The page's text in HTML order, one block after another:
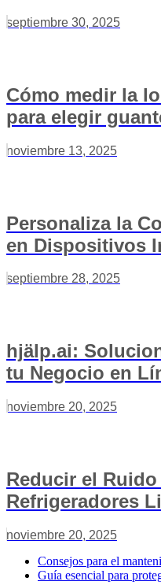
septiembre 30, 2025
Cómo medir la
para elegir
noviembre 13, 2025
Personaliza la
en Dispositivos
septiembre 28, 2025
hjälp.ai:
tu Negocio en
noviembre 20, 2025
Reducir el
Refrigeradores
noviembre 20, 2025
Consejos para el
Guía esencial para